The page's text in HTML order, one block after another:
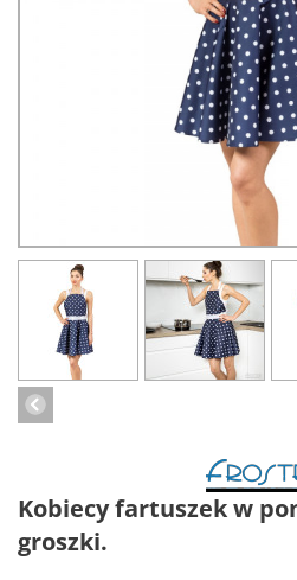
Kobiecy fartuszek w
groszki.